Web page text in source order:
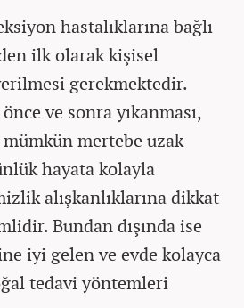
hastalıklarına bağlı
ilk olarak kişisel
gerekmektedir.
ve sonra yıkanması,
mertebe uzak
hayata kolayla
alışkanlıklarına dikkat
Bundan dışında ise
iyi gelen ve evde kolayca
tedavi yöntemleri